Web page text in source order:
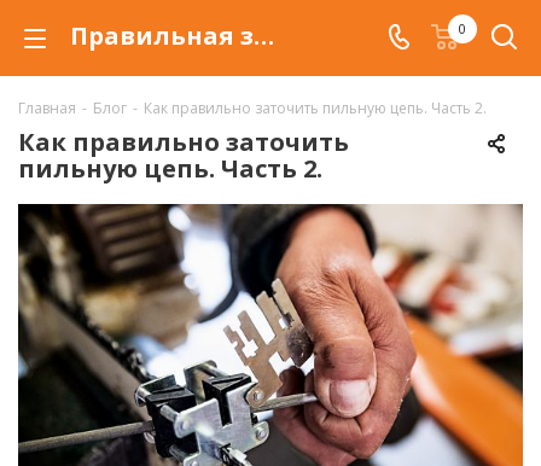
Правильная заточка цепи 0
Главная - Блог - Как правильно заточить пильную цепь. Часть 2.
Как правильно заточить
пильную цепь. Часть 2.